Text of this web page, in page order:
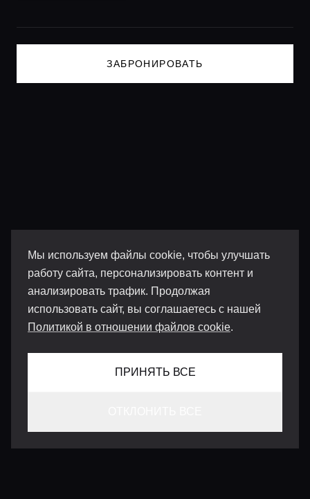
Мы используем файлы cookie, чтобы улучшать
работу сайта, персонализировать контент и
анализировать трафик. Продолжая
использовать сайт, вы соглашаетесь с нашей
Политикой в отношении файлов cookie.
ПРИНЯТЬ ВСЕ
ЗАБРОНИРОВАТЬ